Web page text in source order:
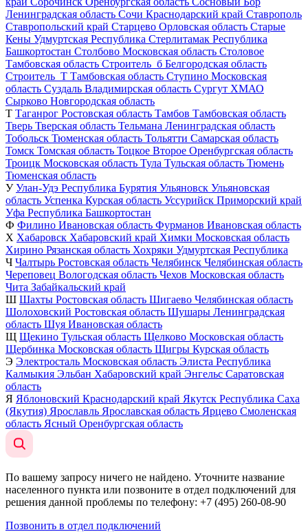
Ленинградская область Сочи Краснодарский край Ставрополь
Ставропольский край Старцево Орловская область Старые
Кены Удмуртская Республика Стерлитамак Республика
Башкортостан Столбово Московская область Столовое
Тамбовская область Строитель_б Белгородская область
Строитель_Т Тамбовская область Ступино Московская
область Суздаль Владимирская область Сургут ХМАО
Сырково Новгородская область
Т Таганрог Ростовская область Тамбов Тамбовская область
Тверь Тверская область Тельмана Ленинградская область
Тобольск Тюменская область Тольятти Самарская область
Томск Томская область Тоцкое Второе Оренбургская область
Троицк Московская область Тула Тульская область Тюмень
Тюменская область
У Улан-Удэ Республика Бурятия Ульяновск Ульяновская
область Успенка Курская область Уссурийск Приморский край
Уфа Республика Башкортостан
Ф Филино Ивановская область Фурманов Ивановская область
Х Хабаровск Хабаровский край Химки Московская область
Хирино Рязанская область Хохряки Удмуртская Республика
Ч Чалтырь Ростовская область Челябинск Челябинская область
Череповец Вологодская область Чехов Московская область
Чита Забайкальский край
Ш Шахты Ростовская область Шигаево Челябинская область
Шолоховский Ростовская область Шушары Ленинградская
область Шуя Ивановская область
Щ Щекино Тульская область Щелково Московская область
Щербинка Московская область Щигры Курская область
Э Электросталь Московская область Элиста Республика
Калмыкия Эльбан Хабаровский край Энгельс Саратовская
область
Я Яблоновский Краснодарский край Якутск Республика Саха
(Якутия) Ярославль Ярославская область Ярцево Смоленская
область Ясный Оренбургская область
По вашему запросу ничего не найдено. Уточните название
населенного пункта или позвоните в отдел подключений для
решения данной проблемы по телефону: +7 (495) 260-08-90
Позвонить в отдел подключений